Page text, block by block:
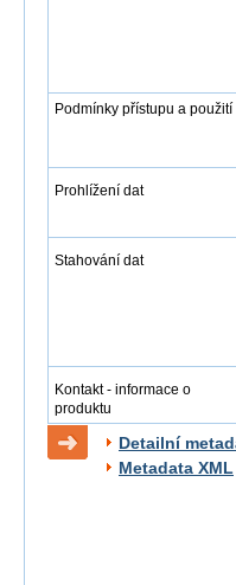
Podmínky přístupu a použití
Prohlížení dat
Stahování dat
Kontakt - informace o
produktu
Detailní
Metadata XML